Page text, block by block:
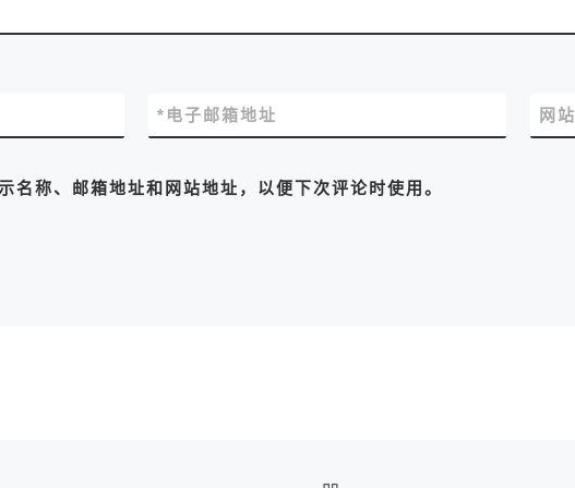
电子邮箱地址
* 网
名称、邮箱地址和网站地址，以便下次评论时使用。